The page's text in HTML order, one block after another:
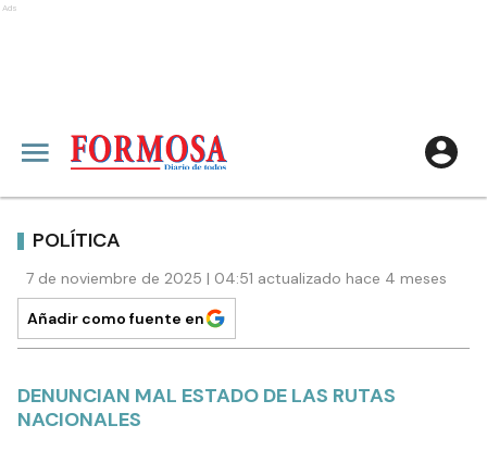
Ads
POLÍTICA
7 de noviembre de 2025 | 04:51 actualizado hace 4 meses
Añadir como fuente en
DENUNCIAN MAL ESTADO DE LAS RUTAS
NACIONALES